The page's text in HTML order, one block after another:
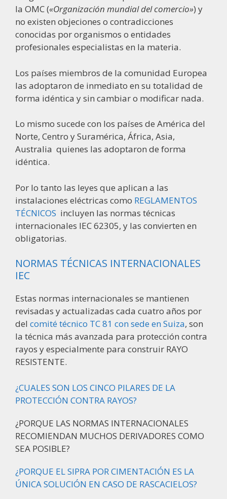
la OMC («Organización mundial del comercio») y
no existen objeciones o contradicciones
conocidas por organismos o entidades
profesionales especialistas en la materia.
Los países miembros de la comunidad Europea
las adoptaron de inmediato en su totalidad de
forma idéntica y sin cambiar o modificar nada.
Lo mismo sucede con los países de América del
Norte, Centro y Suramérica, África, Asia,
Australia quienes las adoptaron de forma
idéntica.
Por lo tanto las leyes que aplican a las
instalaciones eléctricas como REGLAMENTOS
TÉCNICOS incluyen las normas técnicas
internacionales IEC 62305, y las convierten en
obligatorias.
NORMAS TÉCNICAS INTERNACIONALES
IEC
Estas normas internacionales se mantienen
revisadas y actualizadas cada cuatro años por
del comité técnico TC 81 con sede en Suiza, son
la técnica más avanzada para protección contra
rayos y especialmente para construir RAYO
RESISTENTE.
¿CUALES SON LOS CINCO PILARES DE LA
PROTECCIÓN CONTRA RAYOS?
¿PORQUE LAS NORMAS INTERNACIONALES
RECOMIENDAN MUCHOS DERIVADORES COMO
SEA POSIBLE?
¿PORQUE EL SIPRA POR CIMENTACIÓN ES LA
ÚNICA SOLUCIÓN EN CASO DE RASCACIELOS?